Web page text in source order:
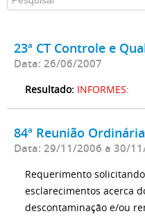
23ª CT Controle e
Data: 26/06/2007
Resultado: INFORMES:
84ª Reunião Ordinária
Data: 29/11/2006 a 30/
Requerimento
esclarecimentos acerca
descontaminação e/ou